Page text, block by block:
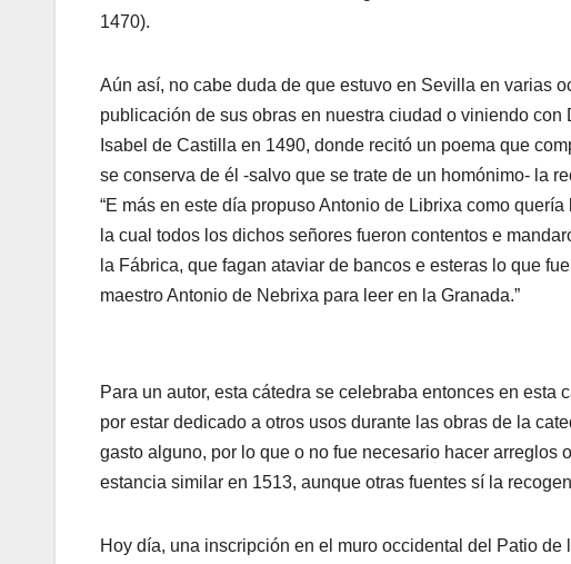
1470).
Aún así, no cabe duda de que estuvo en Sevilla en varias
publicación de sus obras en nuestra ciudad o viniendo
Isabel de Castilla en 1490, donde recitó un poema que
se conserva de él -salvo que se trate de un homónimo- la
“E más en este día propuso Antonio de Librixa como
la cual todos los dichos señores fueron contentos e
la Fábrica, que fagan ataviar de bancos e esteras lo que
maestro Antonio de Nebrixa para leer en la Granada.”
Para un autor, esta cátedra se celebraba entonces en
por estar dedicado a otros usos durante las obras de la
gasto alguno, por lo que o no fue necesario hacer arreglos
estancia similar en 1513, aunque otras fuentes sí la
Hoy día, una inscripción en el muro occidental del Patio